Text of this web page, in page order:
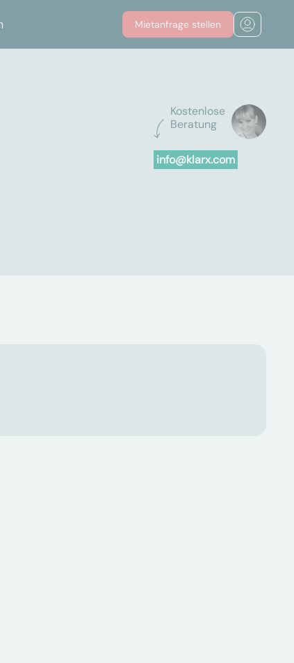
Mietanfrage stellen
Kostenlose
Beratung
info@klarx.com